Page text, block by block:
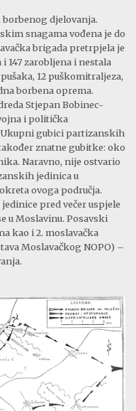
djelovanja.
snagama vođena je do
brigada pretrpjela je
147 zarobljena i nestala
12 puškomitraljeza,
borbena oprema.
Stjepan Bobinec-
i politička
Ukupni gubici partizanskih
znatne gubitke: oko
Naravno, nije ostvario
jedinica u
ovoga područja.
pred večer uspjele
u Moslavinu. Posavski
kao i 2. moslavačka
Moslavačkog NOPO) –